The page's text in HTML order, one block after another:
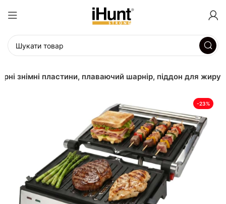
знімні пластини, плаваючий шарнір, піддон для жиру
-23%